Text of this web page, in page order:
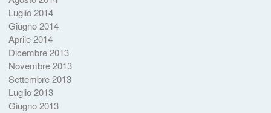
Luglio 2014
Giugno 2014
Aprile 2014
Dicembre 2013
Novembre 2013
Settembre 2013
Luglio 2013
Giugno 2013